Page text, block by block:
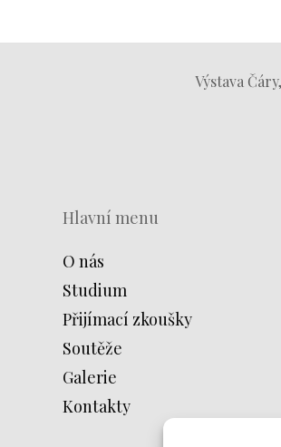
Výstava
Hlavní menu
O nás
Studium
Přijímací zkoušky
Soutěže
Galerie
Kontakty